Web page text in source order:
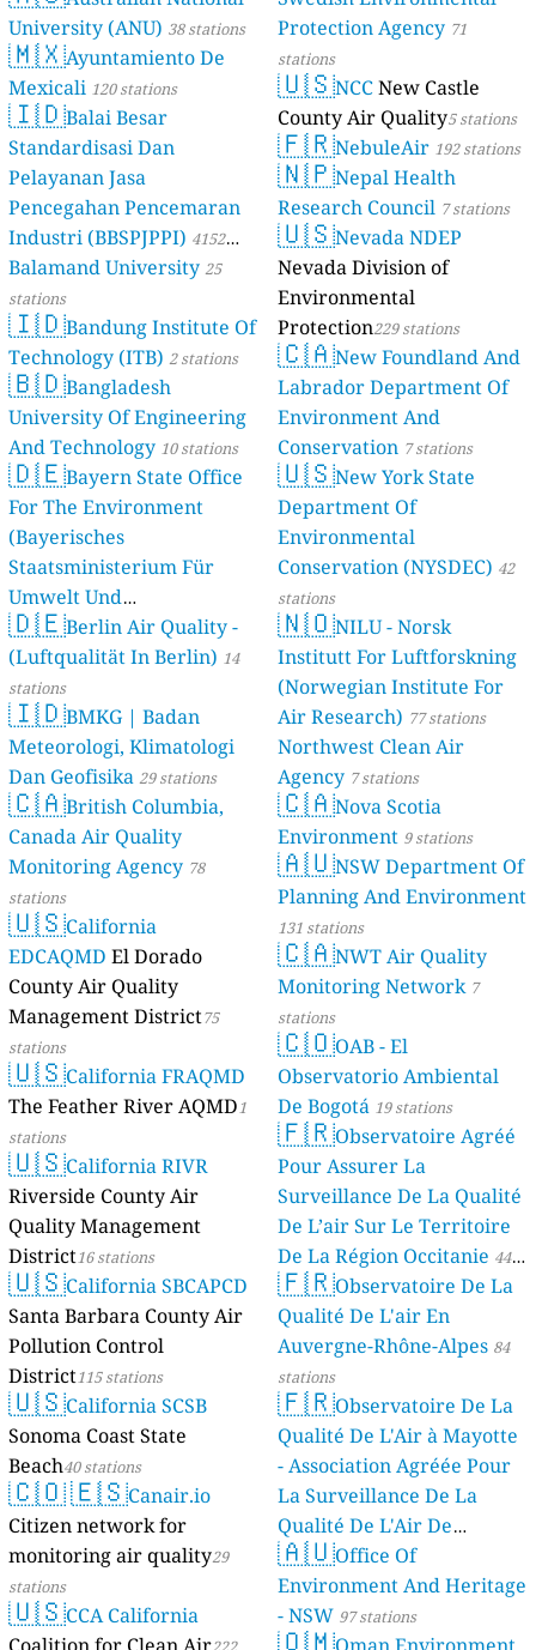
University (ANU) 38 stations
🇲🇽Ayuntamiento De
Mexicali 120 stations
🇮🇩Balai Besar
Standardisasi Dan
Pelayanan Jasa
Pencegahan Pencemaran
Industri (BBSPJPPI) 4152
stations
Balamand University25
stations
🇮🇩Bandung Institute Of
Technology (ITB) 2 stations
🇧🇩Bangladesh
University Of Engineering
And Technology 10 stations
🇩🇪Bayern State Office
For The Environment
(Bayerisches
Staatsministerium Für
Umwelt Und
Verbraucherschutz) - LfU
46 stations
🇩🇪Berlin Air Quality -
(Luftqualität In Berlin) 14
stations
🇮🇩BMKG | Badan
Meteorologi, Klimatologi
Dan Geofisika 29 stations
🇨🇦British Columbia,
Canada Air Quality
Monitoring Agency 78
stations
🇺🇸California
EDCAQMD El Dorado
County Air Quality
Management District75
stations
🇺🇸California FRAQMD
The Feather River AQMD1
stations
🇺🇸California RIVR
Riverside County Air
Quality Management
District16 stations
🇺🇸California SBCAPCD
Santa Barbara County Air
Pollution Control
District115 stations
🇺🇸California SCSB
Sonoma Coast State
Beach40 stations
🇨🇴🇪🇸Canair.io
Citizen network for
monitoring air quality29
stations
🇺🇸CCA California
Protection Agency 71
stations
🇺🇸NCCNew Castle
County Air Quality5 stations
🇫🇷NebuleAir 192 stations
🇳🇵Nepal Health
Research Council 7 stations
🇺🇸Nevada NDEP
Nevada Division of
Environmental
Protection229 stations
🇨🇦New Foundland And
Labrador Department Of
Environment And
Conservation 7 stations
🇺🇸New York State
Department Of
Environmental
Conservation (NYSDEC) 42
stations
🇳🇴NILU - Norsk
Institutt For Luftforskning
(Norwegian Institute For
Air Research) 77 stations
Northwest Clean Air
Agency 7 stations
🇨🇦Nova Scotia
Environment 9 stations
🇦🇺NSW Department Of
Planning And Environment
131 stations
🇨🇦NWT Air Quality
Monitoring Network 7
stations
🇨🇴OAB - El
Observatorio Ambiental
De Bogotá 19 stations
🇫🇷Observatoire Agréé
Pour Assurer La
Surveillance De La Qualité
De L’air Sur Le Territoire
De La Région Occitanie 44
stations
🇫🇷Observatoire De La
Qualité De L'air En
Auvergne-Rhône-Alpes 84
stations
🇫🇷Observatoire De La
Qualité De L'Air à Mayotte
- Association Agréée Pour
La Surveillance De La
Qualité De L'Air De
Mayotte 4 stations
🇦🇺Office Of
Environment And Heritage
- NSW 97 stations
🇴🇲